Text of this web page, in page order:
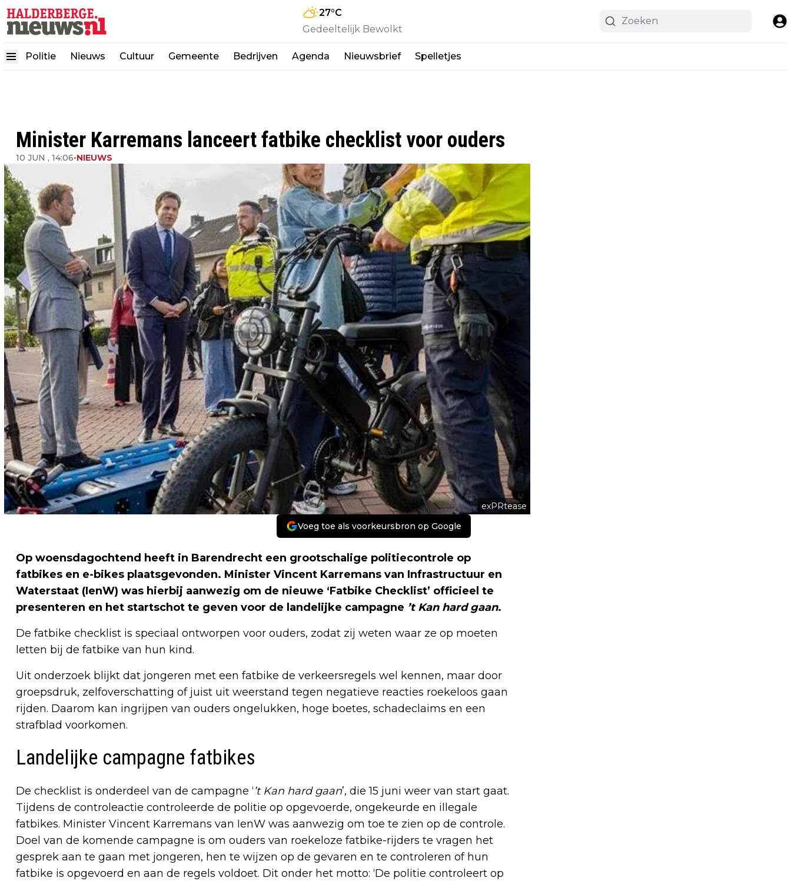
27°C
Gedeeltelijk Bewolkt
Politie Nieuws Cultuur Gemeente Bedrijven Agenda Nieuwsbrief Spelletjes
Minister Karremans lanceert fatbike checklist voor ouders
10 JUN , 14:06•NIEUWS
exPRtease
Voeg toe als voorkeursbron op Google
Op woensdagochtend heeft in Barendrecht een grootschalige politiecontrole op
fatbikes en e-bikes plaatsgevonden. Minister Vincent Karremans van Infrastructuur en
Waterstaat (IenW) was hierbij aanwezig om de nieuwe ‘Fatbike Checklist’ officieel te
presenteren en het startschot te geven voor de landelijke campagne ’t Kan hard gaan.
De fatbike checklist is speciaal ontworpen voor ouders, zodat zij weten waar ze op moeten
letten bij de fatbike van hun kind.
Uit onderzoek blijkt dat jongeren met een fatbike de verkeersregels wel kennen, maar door
groepsdruk, zelfoverschatting of juist uit weerstand tegen negatieve reacties roekeloos gaan
rijden. Daarom kan ingrijpen van ouders ongelukken, hoge boetes, schadeclaims en een
strafblad voorkomen.
Landelijke campagne fatbikes
De checklist is onderdeel van de campagne ‘’t Kan hard gaan’, die 15 juni weer van start gaat.
Tijdens de controleactie controleerde de politie op opgevoerde, ongekeurde en illegale
fatbikes. Minister Vincent Karremans van IenW was aanwezig om toe te zien op de controle.
Doel van de komende campagne is om ouders van roekeloze fatbike-rijders te vragen het
gesprek aan te gaan met jongeren, hen te wijzen op de gevaren en te controleren of hun
fatbike is opgevoerd en aan de regels voldoet. Dit onder het motto: ‘De politie controleert op